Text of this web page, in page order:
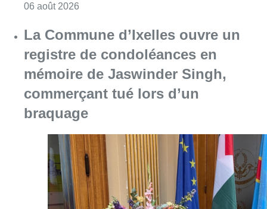
06 août 2026
La Commune d’Ixelles ouvre un
registre de condoléances en
mémoire de Jaswinder Singh,
commerçant tué lors d’un
braquage